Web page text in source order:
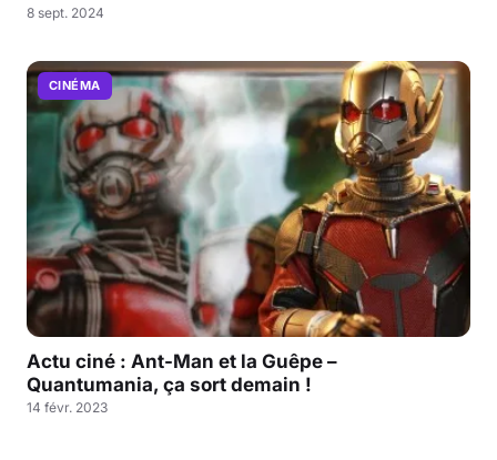
8 sept. 2024
CINÉMA
Actu ciné : Ant-Man et la Guêpe –
Quantumania, ça sort demain !
14 févr. 2023